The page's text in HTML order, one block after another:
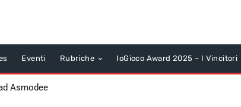
Eventi Rubriche IoGioco Award 2025 – I Vincitori
Asmodee